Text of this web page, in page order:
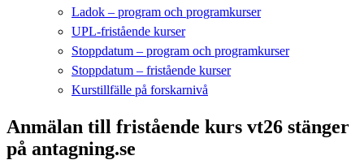
Ladok – program och programkurser
UPL-fristående kurser
Stoppdatum – program och programkurser
Stoppdatum – fristående kurser
Kurstillfälle på forskarnivå
Anmälan till fristående kurs vt26 stänger
på antagning.se